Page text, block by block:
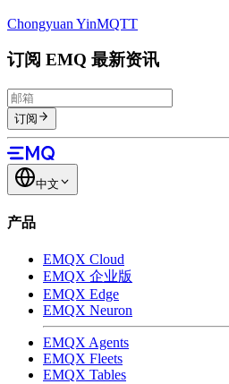
Chongyuan YinMQTT
订阅 EMQ 最新资讯
订阅
中文
产品
EMQX Cloud
EMQX 企业版
EMQX Edge
EMQX Neuron
EMQX Agents
EMQX Fleets
EMQX Tables